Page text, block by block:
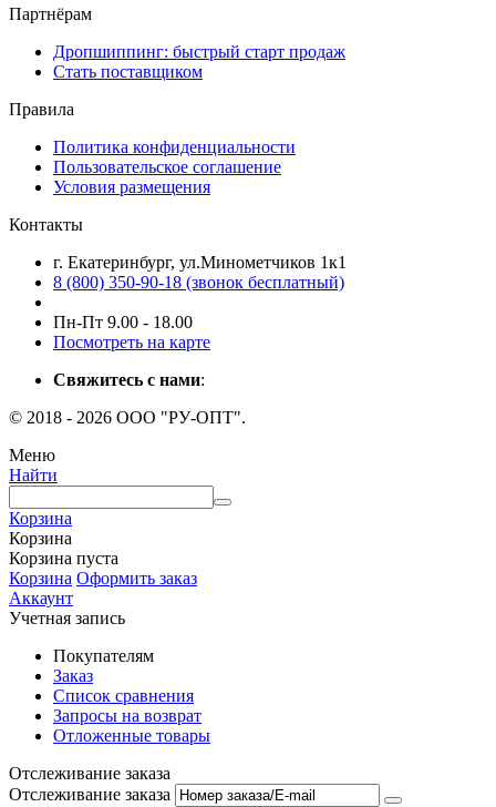
Партнёрам
Дропшиппинг: быстрый старт продаж
Стать поставщиком
Правила
Политика конфиденциальности
Пользовательское соглашение
Условия размещения
Контакты
г. Екатеринбург, ул.Минометчиков 1к1
8 (800) 350-90-18 (звонок бесплатный)
Пн-Пт 9.00 - 18.00
Посмотреть на карте
Свяжитесь с нами:
© 2018 - 2026 ООО "РУ-ОПТ".
Меню
Найти
Корзина
Корзина
Корзина пуста
Корзина Оформить заказ
Аккаунт
Учетная запись
Покупателям
Заказ
Список сравнения
Запросы на возврат
Отложенные товары
Отслеживание заказа
Отслеживание заказа